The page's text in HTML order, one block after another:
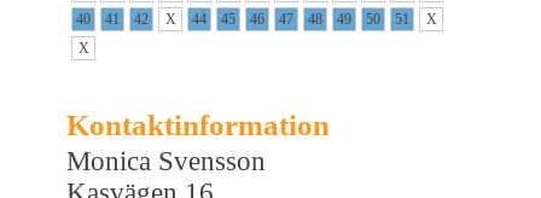
40
41 42 X 44 45 46 47 48 49 50 51
X
X
Kontaktinformation
Monica Svensson